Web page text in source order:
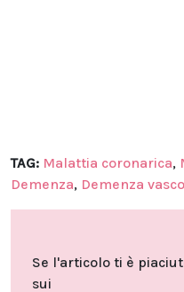
TAG: Malattia coronarica,
Demenza, Demenza
Se l'articolo ti è
sui